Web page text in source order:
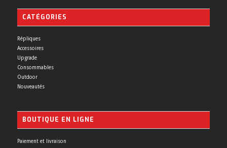
CATÉGORIES
Répliques
Accessoires
Upgrade
Consommables
Outdoor
Nouveautés
BOUTIQUE EN LIGNE
Paiement et livraison